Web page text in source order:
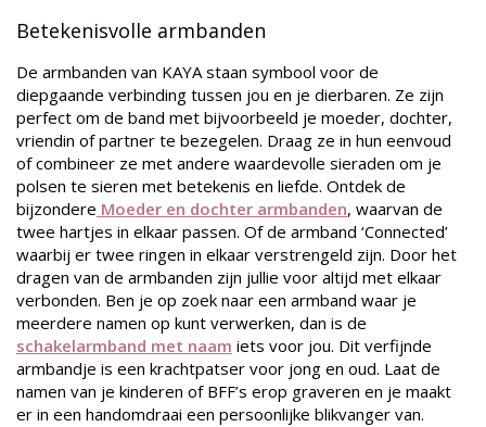
Betekenisvolle armbanden
De armbanden van KAYA staan symbool voor de
diepgaande verbinding tussen jou en je dierbaren. Ze zijn
perfect om de band met bijvoorbeeld je moeder, dochter,
vriendin of partner te bezegelen. Draag ze in hun eenvoud
of combineer ze met andere waardevolle sieraden om je
polsen te sieren met betekenis en liefde. Ontdek de
bijzondere Moeder en dochter armbanden, waarvan de
twee hartjes in elkaar passen. Of de armband ‘Connected’
waarbij er twee ringen in elkaar verstrengeld zijn. Door het
dragen van de armbanden zijn jullie voor altijd met elkaar
verbonden. Ben je op zoek naar een armband waar je
meerdere namen op kunt verwerken, dan is de
schakelarmband met naam iets voor jou. Dit verfijnde
armbandje is een krachtpatser voor jong en oud. Laat de
namen van je kinderen of BFF’s erop graveren en je maakt
er in een handomdraai een persoonlijke blikvanger van.